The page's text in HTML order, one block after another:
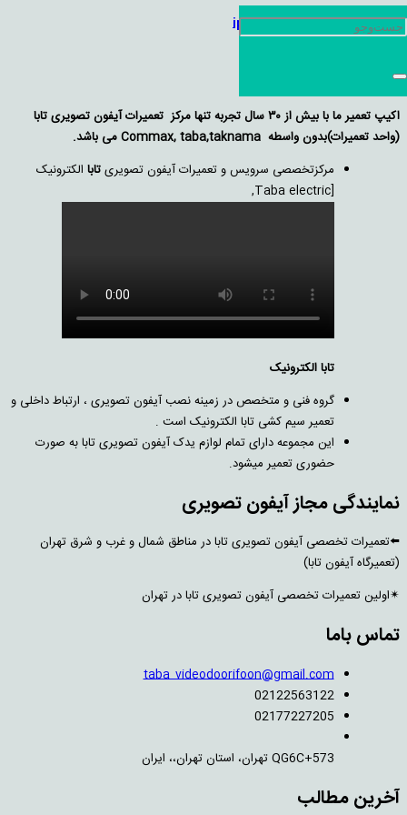
نمایندگی تابا iphone video taba
درباره ما
اکیپ تعمیر ما با بيش از ۳۰ سال تجربه تنها مركز تعمیرات آيفون تصويری تابا
(واحد تعمیرات)بدون واسطه Commax, taba,taknama می باشد.
مرکزتخصصی سرویس و تعمیرات آیفون تصویریتابا الکترونیک
[Taba electric,
تابا الکترونیک
گروه فنی و متخصص در زمینه نصب آیفون تصویری ، ارتباط داخلی و
تعمیر سیم کشی تابا الکترونیک است .
این مجموعه دارای تمام لوازم یدک آیفون تصویری تابا به صورت
حضوری تعمیر میشود.
نمایندگی مجاز آیفون تصویری
⬅️تعمیرات تخصصی آیفون تصویری تابا در مناطق شمال و غرب و شرق تهران
(تعمیرگاه آیفون تابا)
✴اولین تعمیرات تخصصی آیفون تصویری تابا در تهران
تماس باما
taba_videodoorifoon@gmail.com
02122563122
02177227205
QG6C+573 تهران، استان تهران،، ایران
آخرین مطالب